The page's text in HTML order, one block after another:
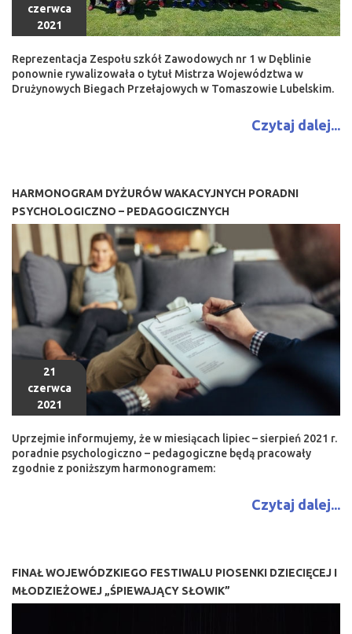
czerwca
2021
Reprezentacja Zespołu szkół Zawodowych nr 1 w Dęblinie
ponownie rywalizowała o tytuł Mistrza Województwa w
Drużynowych Biegach Przełajowych w Tomaszowie Lubelskim.
Czytaj dalej...
HARMONOGRAM DYŻURÓW WAKACYJNYCH PORADNI
PSYCHOLOGICZNO – PEDAGOGICZNYCH
21
czerwca
2021
Uprzejmie informujemy, że w miesiącach lipiec – sierpień 2021 r.
poradnie psychologiczno – pedagogiczne będą pracowały
zgodnie z poniższym harmonogramem:
Czytaj dalej...
FINAŁ WOJEWÓDZKIEGO FESTIWALU PIOSENKI DZIECIĘCEJ I
MŁODZIEŻOWEJ „ŚPIEWAJĄCY SŁOWIK”